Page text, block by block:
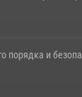
порядка и